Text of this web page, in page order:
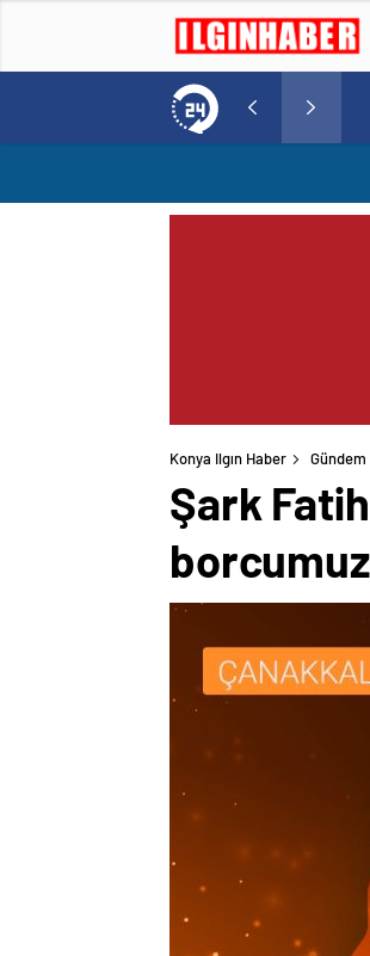
Norweç silahlı kuvvetleri kadınlardan oluşan özel kuvvetler eğitimlerini başlattı.
Konya Ilgın Haber Gündem
Şark